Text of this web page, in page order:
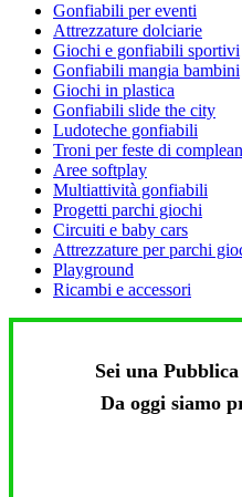
Gonfiabili per eventi
Attrezzature dolciarie
Giochi e gonfiabili sportivi
Gonfiabili mangia bambini
Giochi in plastica
Gonfiabili slide the city
Ludoteche gonfiabili
Troni per feste di
Aree softplay
Multiattività gonfiabili
Progetti parchi giochi
Circuiti e baby cars
Attrezzature per parchi
Playground
Ricambi e accessori
Sei una
Da oggi siamo